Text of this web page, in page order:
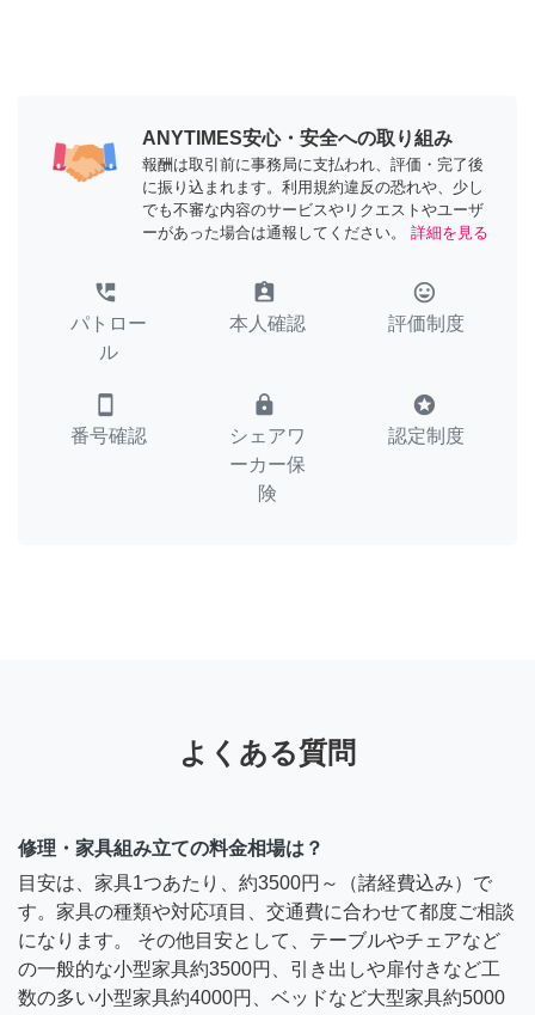
ANYTIMES安心・安全への取り組み
報酬は取引前に事務局に支払われ、評価・完了後
に振り込まれます。利用規約違反の恐れや、少し
でも不審な内容のサービスやリクエストやユーザ
ーがあった場合は通報してください。
詳細を見る
perm_phone_msg
パトロー
ル
assignment_ind
本人確認
tag_faces
評価制度
smartphone
番号確認
lock
シェアワ
ーカー保
険
stars
認定制度
よくある質問
修理・家具組み立ての料金相場は？
目安は、家具1つあたり、約3500円～（諸経費込み）で
す。家具の種類や対応項目、交通費に合わせて都度ご相談
になります。 その他目安として、テーブルやチェアなど
の一般的な小型家具約3500円、引き出しや扉付きなど工
数の多い小型家具約4000円、ベッドなど大型家具約5000